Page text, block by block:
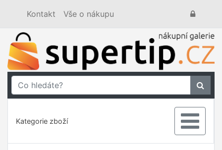
Kontakt Vše o nákupu
Kategorie zboží